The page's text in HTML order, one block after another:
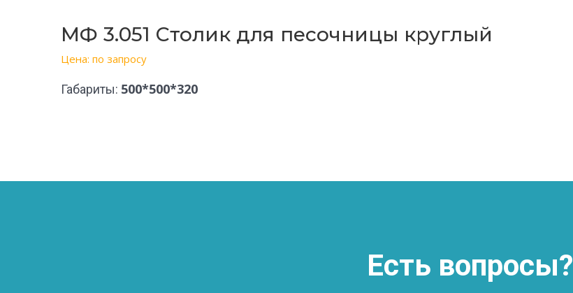
МФ 3.051 Столик для песочницы круглый
Цена: по запросу
Габариты: 500*500*320
Есть вопросы?